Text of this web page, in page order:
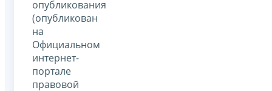
опубликования
(опубликован
на
Официальном
интернет-
портале
правовой